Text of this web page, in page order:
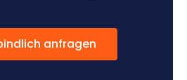
anfragen